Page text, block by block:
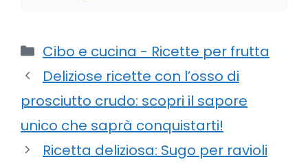
Categorie
Cibo e cucina - Ricette per frutta
Deliziose ricette con l’osso di
prosciutto crudo: scopri il sapore
unico che saprà conquistarti!
Ricetta deliziosa: Sugo per ravioli